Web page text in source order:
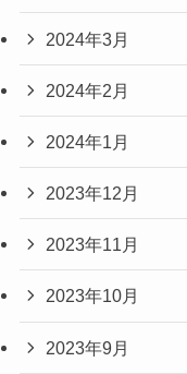
2024年3月
2024年2月
2024年1月
2023年12月
2023年11月
2023年10月
2023年9月